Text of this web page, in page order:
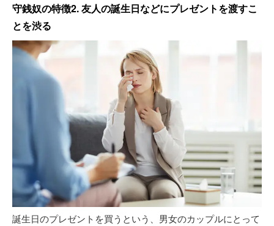
守銭奴の特徴2. 友人の誕生日などにプレゼントを渡すこ
とを渋る
誕生日のプレゼントを買うという、男女のカップルにとって